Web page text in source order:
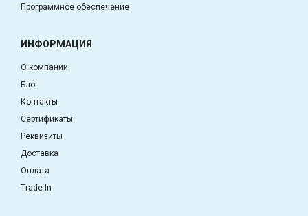
Программное обеспечение
ИНФОРМАЦИЯ
О компании
Блог
Контакты
Сертификаты
Реквизиты
Доставка
Оплата
Trade In